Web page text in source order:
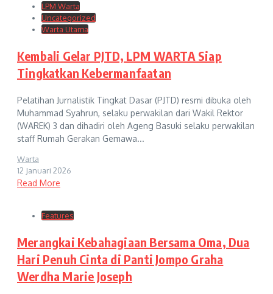
LPM Warta
Uncategorized
Warta Utama
Kembali Gelar PJTD, LPM WARTA Siap
Tingkatkan Kebermanfaatan
Pelatihan Jurnalistik Tingkat Dasar (PJTD) resmi dibuka oleh
Muhammad Syahrun, selaku perwakilan dari Wakil Rektor
(WAREK) 3 dan dihadiri oleh Ageng Basuki selaku perwakilan
staff Rumah Gerakan Gemawa...
Warta
12 Januari 2026
Read More
Features
Merangkai Kebahagiaan Bersama Oma, Dua
Hari Penuh Cinta di Panti Jompo Graha
Werdha Marie Joseph